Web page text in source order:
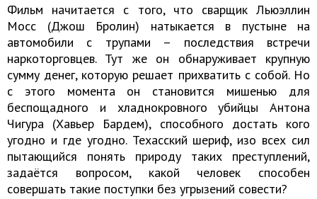
Фильм начитается с того, что сварщик Льюэллин
Мосс (Джош Бролин) натыкается в пустыне на
автомобили с трупами – последствия встречи
наркоторговцев. Тут же он обнаруживает крупную
сумму денег, которую решает прихватить с собой. Но
с этого момента он становится мишенью для
беспощадного и хладнокровного убийцы Антона
Чигура (Хавьер Бардем), способного достать кого
угодно и где угодно. Техасский шериф, изо всех сил
пытающийся понять природу таких преступлений,
задаётся вопросом, какой человек способен
совершать такие поступки без угрызений совести?